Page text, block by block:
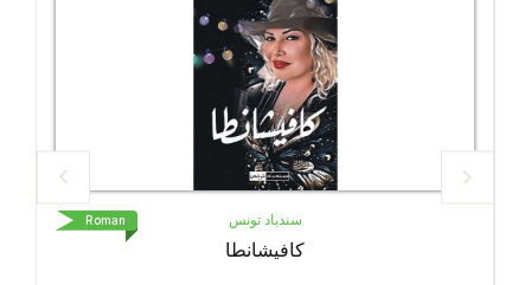
سندباد تونس
كافيشانطا